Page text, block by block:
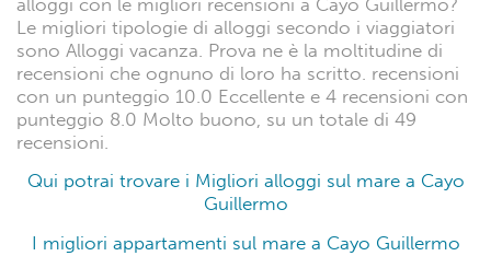
alloggi con le migliori recensioni a Cayo Guillermo?
Le migliori tipologie di alloggi secondo i viaggiatori
sono Alloggi vacanza. Prova ne è la moltitudine di
recensioni che ognuno di loro ha scritto. recensioni
con un punteggio 10.0 Eccellente e 4 recensioni con
punteggio 8.0 Molto buono, su un totale di 49
recensioni.
Qui potrai trovare i Migliori alloggi sul mare a Cayo
Guillermo
I migliori appartamenti sul mare a Cayo Guillermo